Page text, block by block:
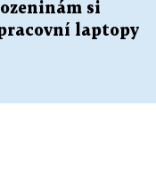
si
laptopy